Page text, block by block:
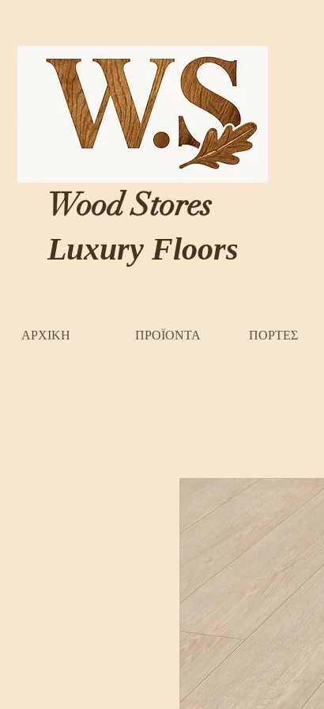
Wood Stores
Luxury Floors
ΑΡΧΙΚΗ ΠΡΟΪΟΝΤΑ ΠΟΡΤΕΣ